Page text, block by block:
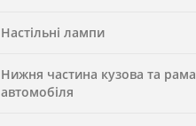
Настільні лампи
Нижня частина кузова та рама
автомобіля